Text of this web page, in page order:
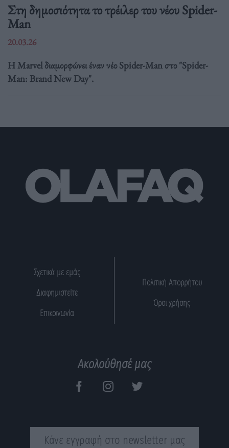
Στη δημοσιότητα το τρέιλερ του νέου Spider-
Man
20.03.26
Η Marvel διαμορφώνει έναν νέο Spider-Man στο "Spider-
Man: Brand New Day".
Σχετικά με εμάς
Διαφημιστείτε
Επικοινωνία
Πολιτική Απορρήτου
Όροι χρήσης
Ακολούθησέ μας
Κάνε εγγραφή στο newsletter μας